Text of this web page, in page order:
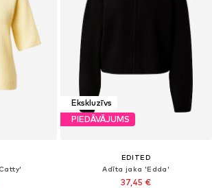
Ekskluzīvs
PIEDĀVĀJUMS
EDITED
Adīta jaka 'Edda'
37,45 €